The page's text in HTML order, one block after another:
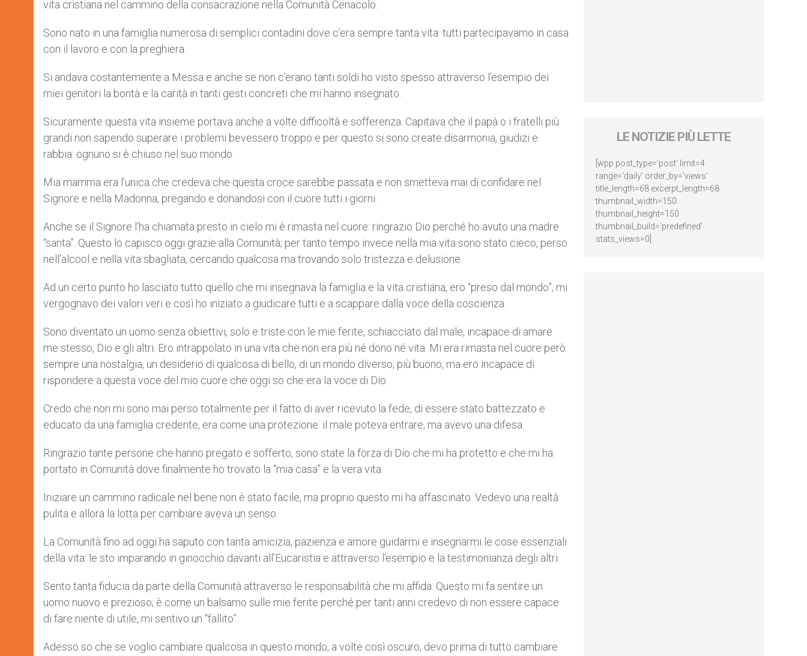
r
vita cristiana nel cammino della consacrazione nella Comunità Cenacolo.
Sono nato in una famiglia numerosa di semplici contadini dove c’era sempre tanta vita: tutti partecipavamo in casa
con il lavoro e con la preghiera.
Si andava costantemente a Messa e anche se non c’erano tanti soldi ho visto spesso attraverso l’esempio dei
miei genitori la bontà e la carità in tanti gesti concreti che mi hanno insegnato.
Sicuramente questa vita insieme portava anche a volte difficoltà e sofferenza. Capitava che il papà o i fratelli più
grandi non sapendo superare i problemi bevessero troppo e per questo si sono create disarmonia, giudizi e
rabbia: ognuno si è chiuso nel suo mondo.
Mia mamma era l’unica che credeva che questa croce sarebbe passata e non smetteva mai di confidare nel
Signore e nella Madonna, pregando e donandosi con il cuore tutti i giorni.
Anche se il Signore l’ha chiamata presto in cielo mi è rimasta nel cuore: ringrazio Dio perché ho avuto una madre
“santa”. Questo lo capisco oggi grazie alla Comunità; per tanto tempo invece nella mia vita sono stato cieco, perso
nell’alcool e nella vita sbagliata, cercando qualcosa ma trovando solo tristezza e delusione.
Ad un certo punto ho lasciato tutto quello che mi insegnava la famiglia e la vita cristiana, ero “preso dal mondo”, mi
vergognavo dei valori veri e così ho iniziato a giudicare tutti e a scappare dalla voce della coscienza.
Sono diventato un uomo senza obiettivi, solo e triste con le mie ferite, schiacciato dal male, incapace di amare
me stesso, Dio e gli altri. Ero intrappolato in una vita che non era più né dono né vita. Mi era rimasta nel cuore però
sempre una nostalgia, un desiderio di qualcosa di bello, di un mondo diverso, più buono, ma ero incapace di
rispondere a questa voce del mio cuore che oggi so che era la voce di Dio.
Credo che non mi sono mai perso totalmente per il fatto di aver ricevuto la fede, di essere stato battezzato e
educato da una famiglia credente, era come una protezione: il male poteva entrare, ma avevo una difesa.
Ringrazio tante persone che hanno pregato e sofferto, sono state la forza di Dio che mi ha protetto e che mi ha
portato in Comunità dove finalmente ho trovato la “mia casa” e la vera vita.
Iniziare un cammino radicale nel bene non è stato facile, ma proprio questo mi ha affascinato. Vedevo una realtà
pulita e allora la lotta per cambiare aveva un senso.
La Comunità fino ad oggi ha saputo con tanta amicizia, pazienza e amore guidarmi e insegnarmi le cose essenziali
della vita: le sto imparando in ginocchio davanti all’Eucaristia e attraverso l’esempio e la testimonianza degli altri.
Sento tanta fiducia da parte della Comunità attraverso le responsabilità che mi affida. Questo mi fa sentire un
uomo nuovo e prezioso; è come un balsamo sulle mie ferite perché per tanti anni credevo di non essere capace
di fare niente di utile, mi sentivo un “fallito”.
Adesso so che se voglio cambiare qualcosa in questo mondo, a volte così oscuro, devo prima di tutto cambiare
LE NOTIZIE PIÙ LETTE
[wpp post_type='post' limit=4
range='daily' order_by='views'
title_length=68 excerpt_length=68
thumbnail_width=150
thumbnail_height=150
thumbnail_build='predefined'
stats_views=0]